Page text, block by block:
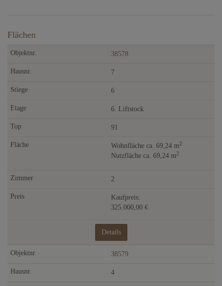
Flächen
38578
7
6
6. Liftstock
91
Wohnfläche ca. 69,24 m2
Nutzfläche ca. 69,24 m2
2
Kaufpreis:
325.000,00 €
Details
38579
4